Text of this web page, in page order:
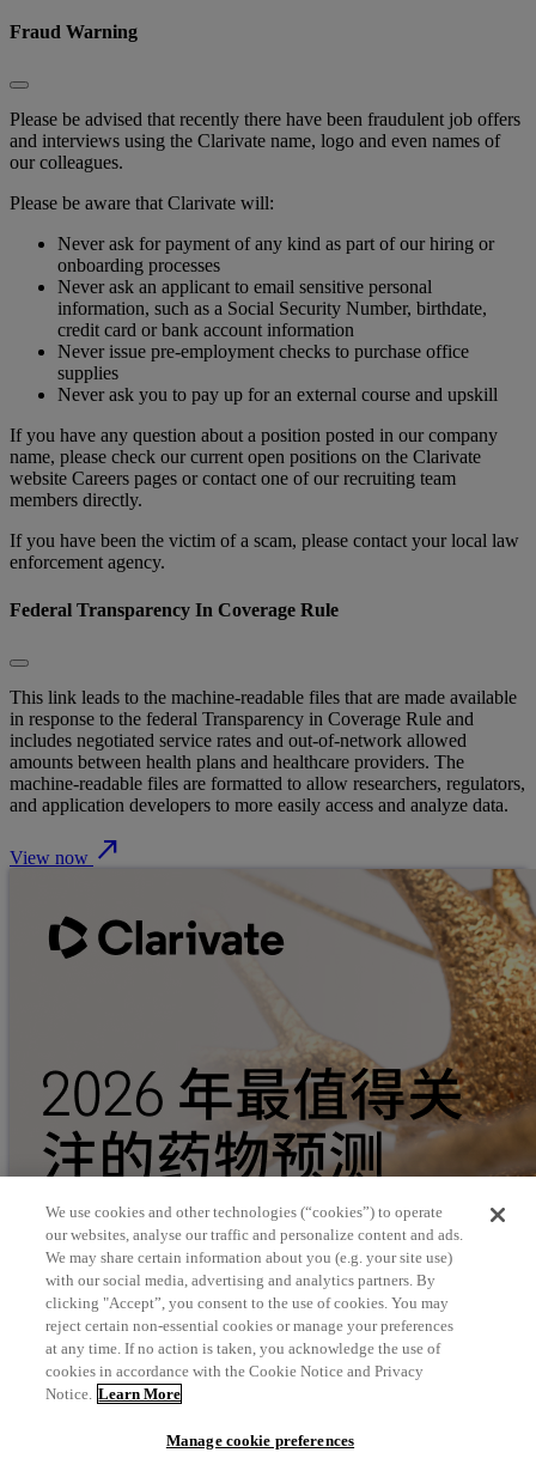
Fraud Warning
Please be advised that recently there have been fraudulent job offers
and interviews using the Clarivate name, logo and even names of
our colleagues.
Please be aware that Clarivate will:
Never ask for payment of any kind as part of our hiring or
onboarding processes
Never ask an applicant to email sensitive personal
information, such as a Social Security Number, birthdate,
credit card or bank account information
Never issue pre-employment checks to purchase office
supplies
Never ask you to pay up for an external course and upskill
If you have any question about a position posted in our company
name, please check our current open positions on the Clarivate
website Careers pages or contact one of our recruiting team
members directly.
If you have been the victim of a scam, please contact your local law
enforcement agency.
Federal Transparency In Coverage Rule
This link leads to the machine-readable files that are made available
in response to the federal Transparency in Coverage Rule and
includes negotiated service rates and out-of-network allowed
amounts between health plans and healthcare providers. The
machine-readable files are formatted to allow researchers, regulators,
and application developers to more easily access and analyze data.
View now north_east
We use cookies and other technologies (“cookies”) to operate
our websites, analyse our traffic and personalize content and ads.
We may share certain information about you (e.g. your site use)
with our social media, advertising and analytics partners. By
clicking "Accept”, you consent to the use of cookies. You may
reject certain non-essential cookies or manage your preferences
at any time. If no action is taken, you acknowledge the use of
cookies in accordance with the Cookie Notice and Privacy
Notice. Learn More
Manage cookie preferences